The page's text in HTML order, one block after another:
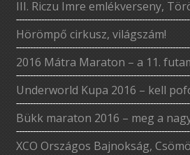
III. Riczu Imre emlékverseny,
Hörömpő cirkusz, világszám!
2016 Mátra Maraton – a 11.
Underworld Kupa 2016 – kell
Bükk maraton 2016 – meg a
XCO Országos Bajnokság,